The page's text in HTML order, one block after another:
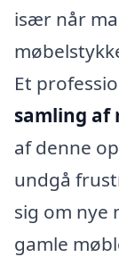
især når
Et
samling af
af denne
undgå
sig om nye
gamle